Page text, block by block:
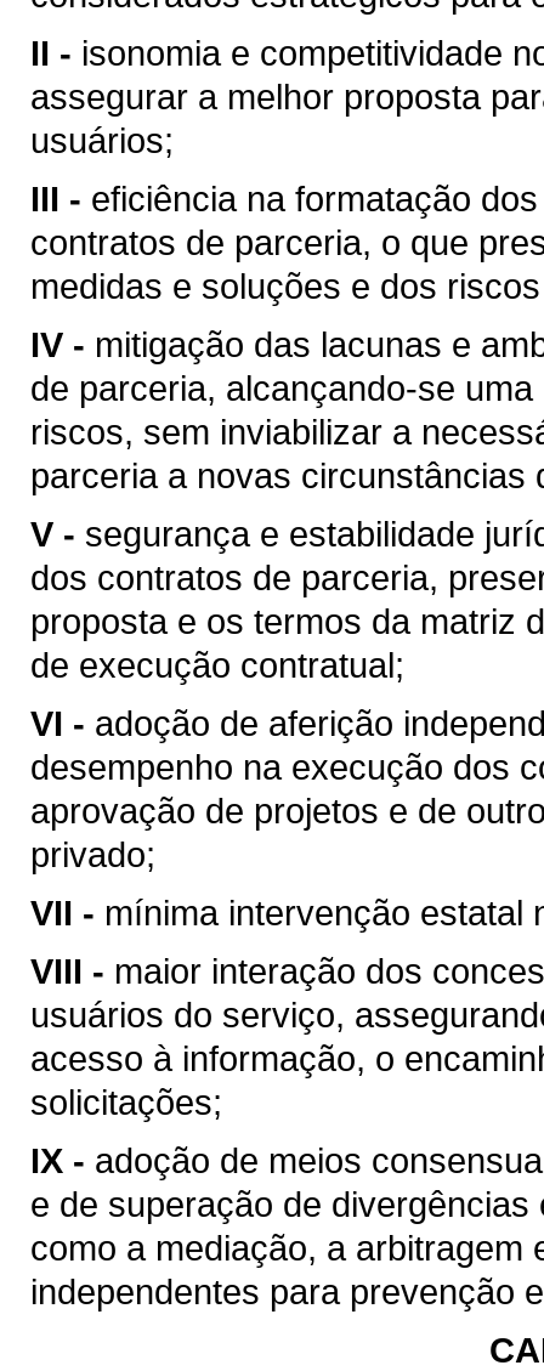
II - isonomia e competitividade
assegurar a melhor proposta
usuários;
III - eficiência na formatação
contratos de parceria, o que
medidas e soluções e dos
IV - mitigação das lacunas e
de parceria, alcançando-se
riscos, sem inviabilizar a
parceria a novas circunstâncias
V - segurança e estabilidade
dos contratos de parceria,
proposta e os termos da matriz
de execução contratual;
VI - adoção de aferição
desempenho na execução dos
aprovação de projetos e de
privado;
VII - mínima intervenção estatal
VIII - maior interação dos
usuários do serviço,
acesso à informação, o
solicitações;
IX - adoção de meios
e de superação de
como a mediação, a arbitragem
independentes para prevenção